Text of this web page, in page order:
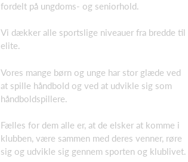
fordelt på ungdoms- og seniorhold.
Vi dækker alle sportslige niveauer fra bredde til
elite.
Vores mange børn og unge har stor glæde ved
at spille håndbold og ved at udvikle sig som
håndboldspillere.
Fælles for dem alle er, at de elsker at komme i
klubben, være sammen med deres venner, røre
sig og udvikle sig gennem sporten og klublivet.